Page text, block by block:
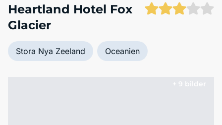
Heartland Hotel Fox
Glacier
Stora Nya Zeeland Oceanien
+ 9 bilder